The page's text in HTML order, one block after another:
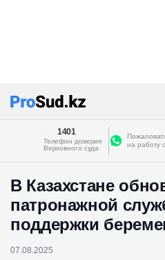
1401
Телефон доверия
Верховного суда
на работу
В Казахстане
патронажной
поддержки
07.08.2025